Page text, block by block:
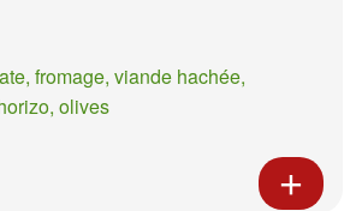
fromage, viande hachée,
olives